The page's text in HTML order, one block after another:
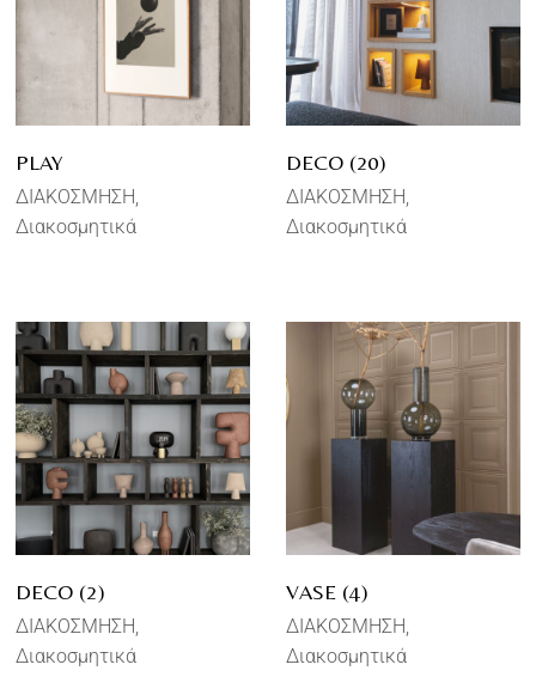
PLAY
ΔΙΑΚΟΣΜΗΣΗ
Διακοσμητικά
DECO (20)
ΔΙΑΚΟΣΜΗΣΗ
Διακοσμητικά
DECO (2)
ΔΙΑΚΟΣΜΗΣΗ
Διακοσμητικά
VASE (4)
ΔΙΑΚΟΣΜΗΣΗ
Διακοσμητικά